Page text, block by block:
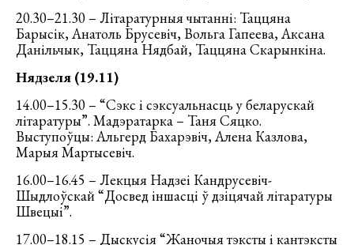
20.30–21.30 – Літаратурныя чытанні: Таццяна
Барысік, Анатоль Брусевіч, Вольга Гапеева, Аксана
Данільчык, Таццяна Нядбай, Таццяна Скарынкіна.
Нядзеля (19.11)
14.00–15.30 – “Сэкс і сэксуальнасць у беларускай
літаратуры”. Мадэратарка – Таня Сяцко.
Выступоўцы: Альгерд Бахарэвіч, Алена Казлова,
Марыя Мартысевіч.
16.00–16.45 – Лекцыя Надзеі Кандрусевіч-
Шыдлоўскай “Досвед іншасці ў дзіцячай літаратуры
Швецыі”.
17.00–18.15 – Дыскусія “Жаночыя тэксты і кантэксты